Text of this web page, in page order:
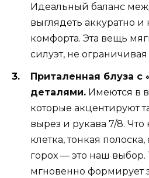
Идеальный баланс
выглядеть аккуратно
комфорта. Эта вещь
силуэт, не
Приталенная блуза с
деталями. Имеются в
которые акцентируют
вырез и рукава 7/8. Что
клетка, тонкая
горох — это наш выбор.
мгновенно формирует